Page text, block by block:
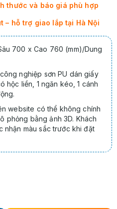
thước và báo giá phù hợp
– hỗ trợ giao lắp tại Hà Nội
700 x Cao 760 (mm)/Dung
nghiệp sơn PU dán giấy
hộc liền, 1 ngăn kéo, 1 cánh
website có thể không chính
phỏng bằng ảnh 3D. Khách
nhận màu sắc trước khi đặt